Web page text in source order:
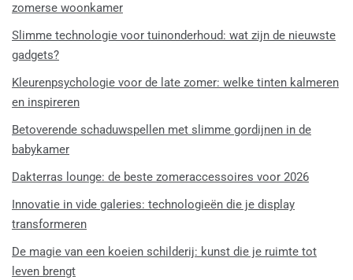
zomerse woonkamer
Slimme technologie voor tuinonderhoud: wat zijn de nieuwste
gadgets?
Kleurenpsychologie voor de late zomer: welke tinten kalmeren
en inspireren
Betoverende schaduwspellen met slimme gordijnen in de
babykamer
Dakterras lounge: de beste zomeraccessoires voor 2026
Innovatie in vide galeries: technologieën die je display
transformeren
De magie van een koeien schilderij: kunst die je ruimte tot
leven brengt